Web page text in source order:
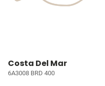
Costa Del Mar
6A3008 BRD 400